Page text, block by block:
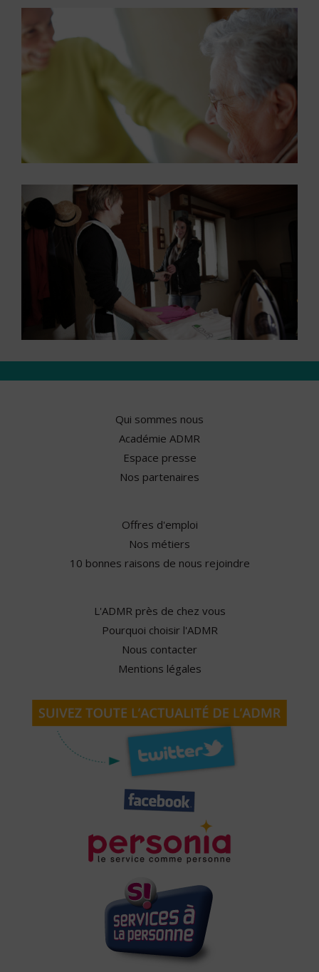
Qui sommes nous
Académie ADMR
Espace presse
Nos partenaires
Offres d'emploi
Nos métiers
10 bonnes raisons de nous rejoindre
L'ADMR près de chez vous
Pourquoi choisir l'ADMR
Nous contacter
Mentions légales